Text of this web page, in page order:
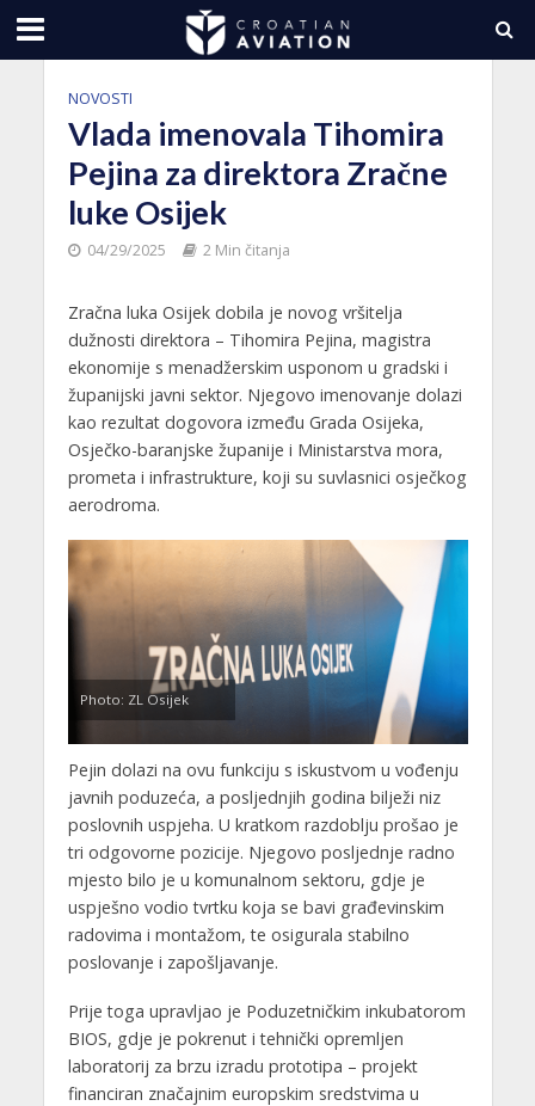
NOVOSTI
Vlada imenovala Tihomira
Pejina za direktora Zračne
luke Osijek
04/29/2025 2 Min čitanja
Zračna luka Osijek dobila je novog vršitelja
dužnosti direktora – Tihomira Pejina, magistra
ekonomije s menadžerskim usponom u gradski i
županijski javni sektor. Njegovo imenovanje dolazi
kao rezultat dogovora između Grada Osijeka,
Osječko-baranjske županije i Ministarstva mora,
prometa i infrastrukture, koji su suvlasnici osječkog
aerodroma.
Photo: ZL Osijek
Pejin dolazi na ovu funkciju s iskustvom u vođenju
javnih poduzeća, a posljednjih godina bilježi niz
poslovnih uspjeha. U kratkom razdoblju prošao je
tri odgovorne pozicije. Njegovo posljednje radno
mjesto bilo je u komunalnom sektoru, gdje je
uspješno vodio tvrtku koja se bavi građevinskim
radovima i montažom, te osigurala stabilno
poslovanje i zapošljavanje.
Prije toga upravljao je Poduzetničkim inkubatorom
BIOS, gdje je pokrenut i tehnički opremljen
laboratorij za brzu izradu prototipa – projekt
financiran značajnim europskim sredstvima u